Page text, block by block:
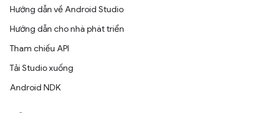
Hướng dẫn về Android Studio
Hướng dẫn cho nhà phát triển
Tham chiếu API
Tải Studio xuống
Android NDK